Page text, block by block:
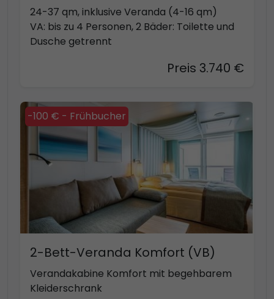
24-37 qm, inklusive Veranda (4-16 qm)
VA: bis zu 4 Personen, 2 Bäder: Toilette und
Dusche getrennt
Preis 3.740 €
-100 € - Frühbucher
2-Bett-Veranda Komfort (VB)
Verandakabine Komfort mit begehbarem
Kleiderschrank